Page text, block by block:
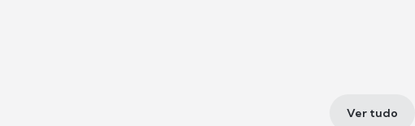
Ver tudo